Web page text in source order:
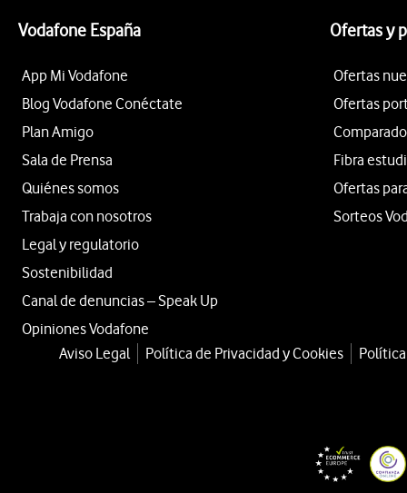
Vodafone España
App Mi Vodafone
Blog Vodafone Conéctate
Plan Amigo
Sala de Prensa
Quiénes somos
Trabaja con nosotros
Legal y regulatorio
Sostenibilidad
Canal de denuncias – Speak Up
Opiniones Vodafone
Ofertas y
Ofertas
Ofertas
Fibra
Ofertas
Sorteos
Aviso Legal Política de Privacidad y Cookies